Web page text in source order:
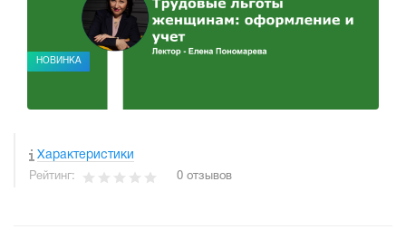
НОВИНКА
Характеристики
Рейтинг: 0 отзывов